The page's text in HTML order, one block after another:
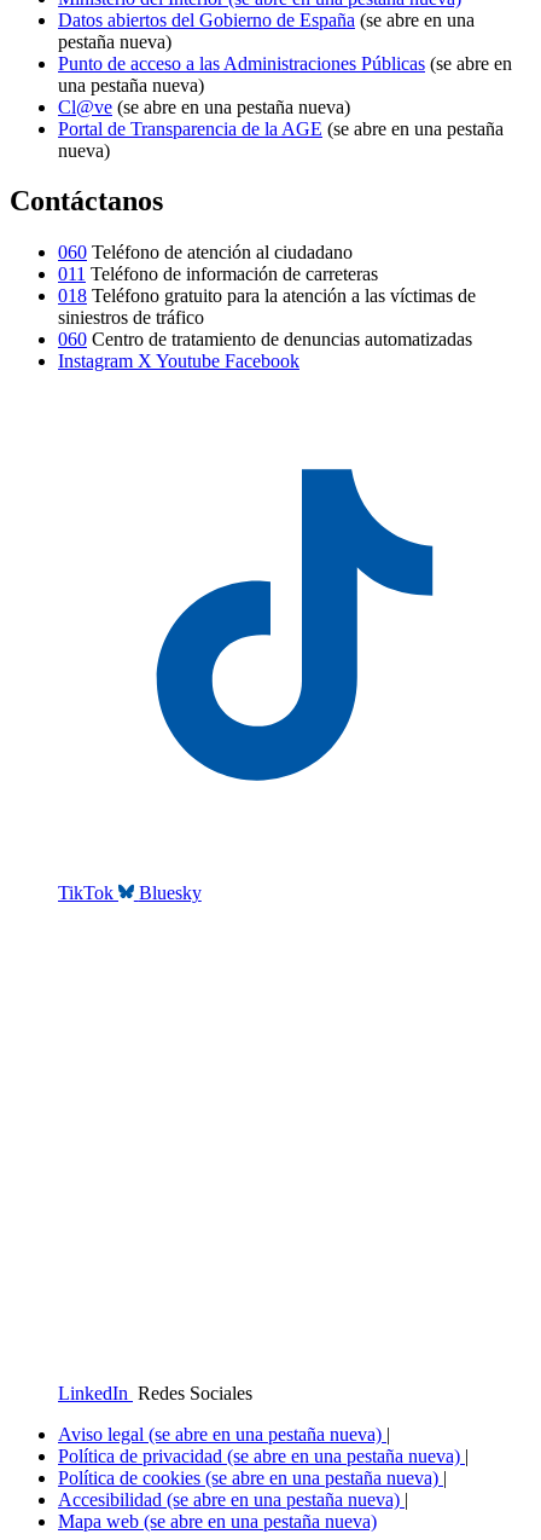
Datos abiertos del Gobierno de España (se abre en una
pestaña nueva)
Punto de acceso a las Administraciones Públicas (se abre en
una pestaña nueva)
Cl@ve (se abre en una pestaña nueva)
Portal de Transparencia de la AGE (se abre en una pestaña
nueva)
Contáctanos
060 Teléfono de atención al ciudadano
011 Teléfono de información de carreteras
018 Teléfono gratuito para la atención a las víctimas de
siniestros de tráfico
060 Centro de tratamiento de denuncias automatizadas
Instagram X Youtube Facebook
TikTok Bluesky
LinkedIn Redes Sociales
Aviso legal (se abre en una pestaña nueva) |
Política de privacidad (se abre en una pestaña nueva) |
Política de cookies (se abre en una pestaña nueva) |
Accesibilidad (se abre en una pestaña nueva) |
Mapa web (se abre en una pestaña nueva)